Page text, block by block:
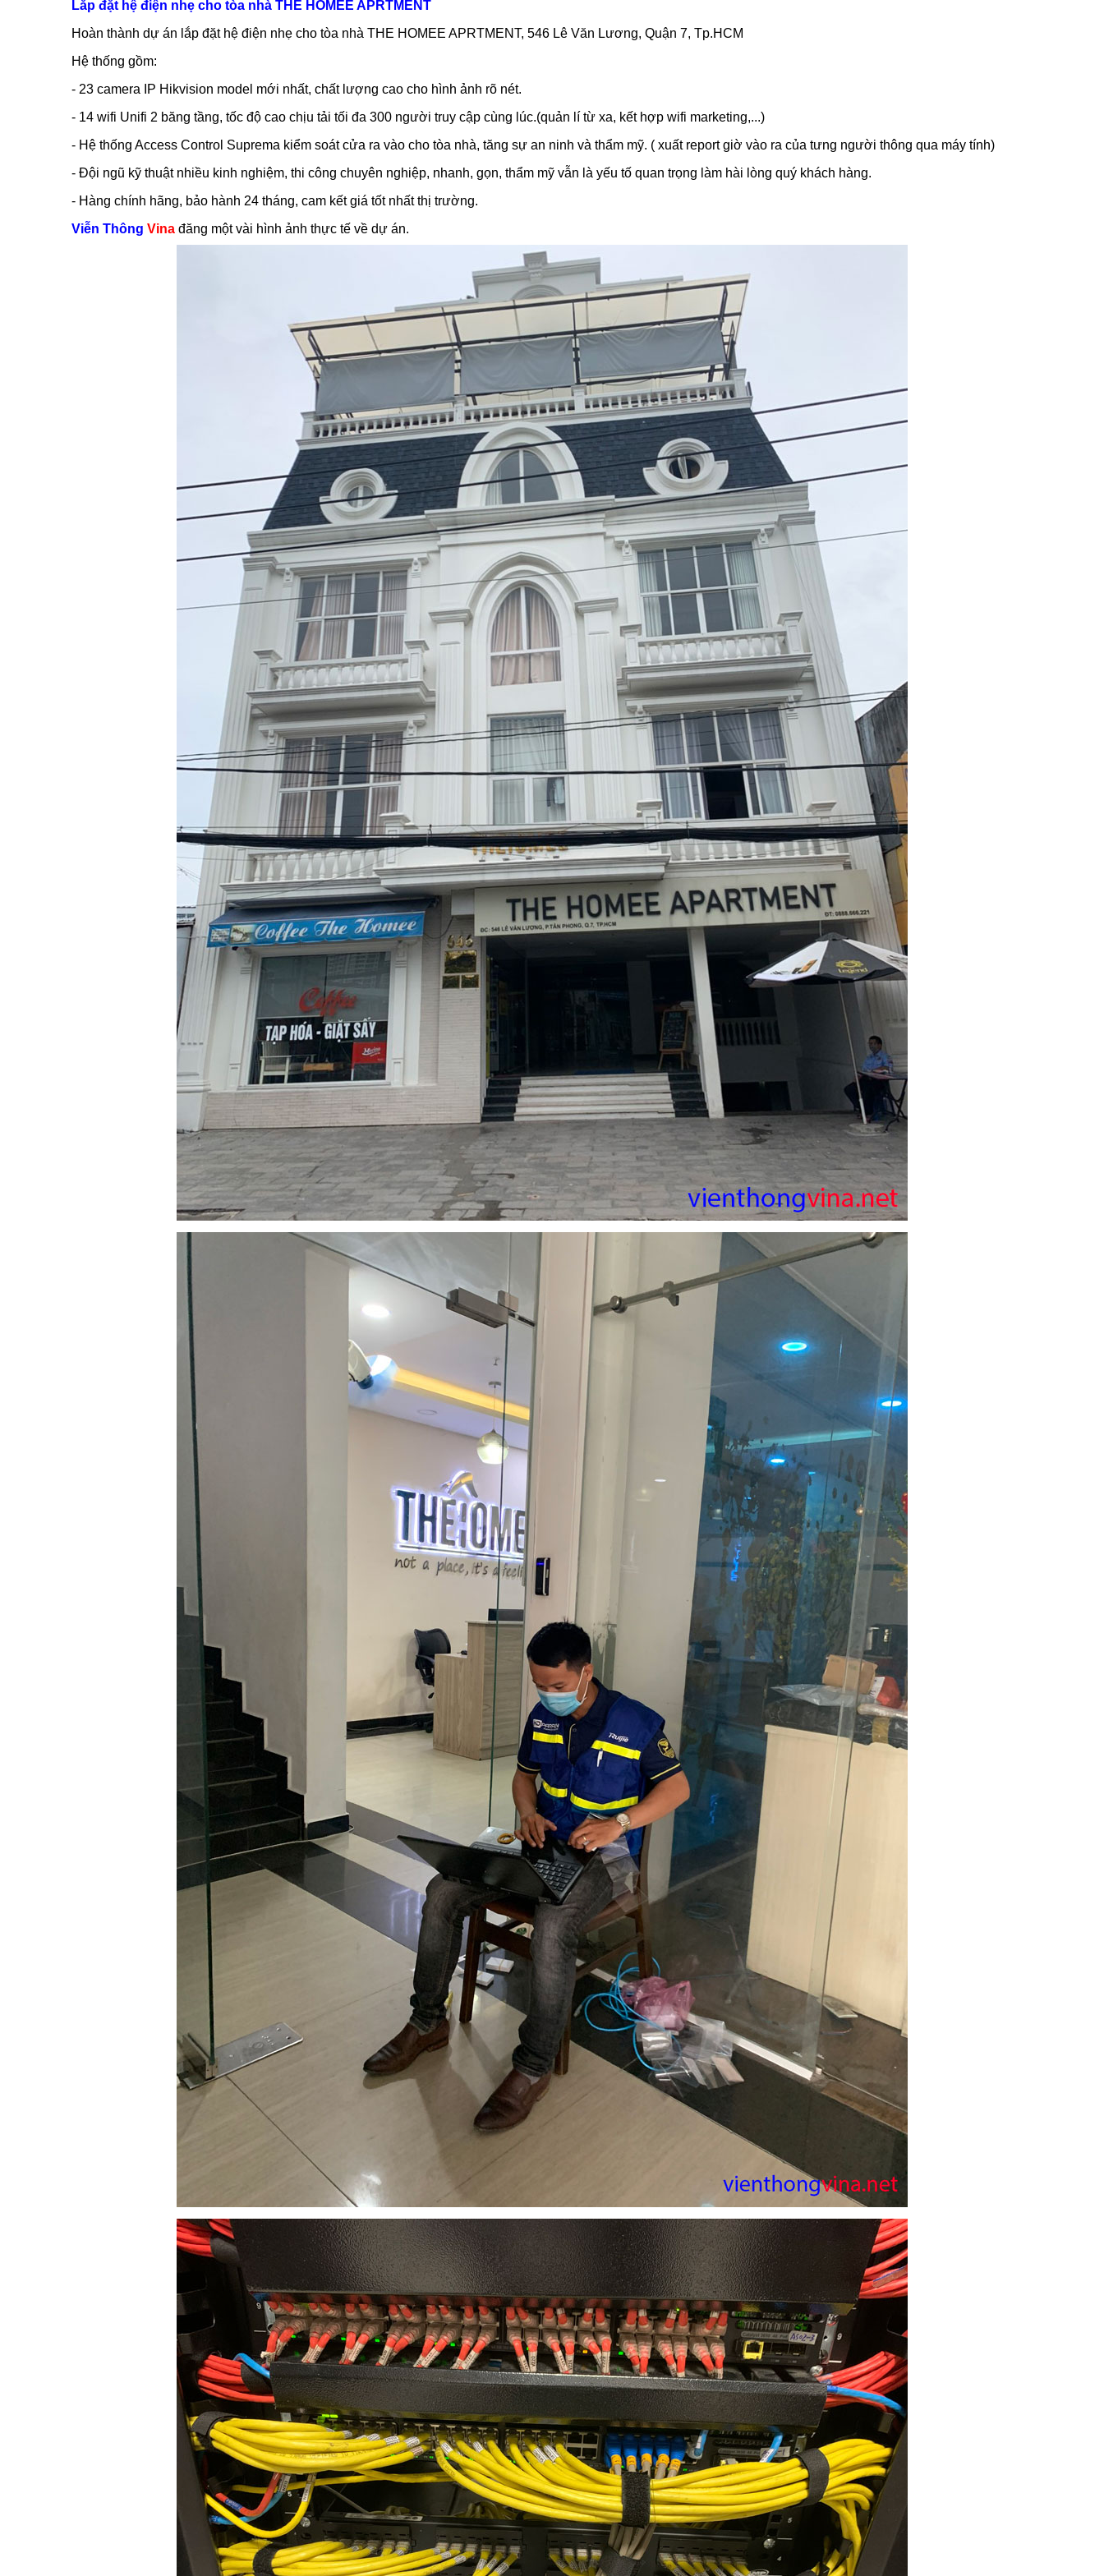
Lắp đặt hệ điện nhẹ cho tòa nhà THE HOMEE APRTMENT
Hoàn thành dự án lắp đặt hệ điện nhẹ cho tòa nhà THE HOMEE APRTMENT, 546 Lê Văn Lương, Quận 7, Tp.HCM
Hệ thống gồm:
- 23 camera IP Hikvision model mới nhất, chất lượng cao cho hình ảnh rõ nét.
- 14 wifi Unifi 2 băng tầng, tốc độ cao chịu tải tối đa 300 người truy cập cùng lúc.(quản lí từ xa, kết hợp wifi marketing,...)
- Hệ thống Access Control Suprema kiểm soát cửa ra vào cho tòa nhà, tăng sự an ninh và thẩm mỹ. ( xuất report giờ vào ra của tưng người thông qua máy tính)
- Đội ngũ kỹ thuật nhiều kinh nghiệm, thi công chuyên nghiệp, nhanh, gọn, thẩm mỹ vẫn là yếu tố quan trọng làm hài lòng quý khách hàng.
- Hàng chính hãng, bảo hành 24 tháng, cam kết giá tốt nhất thị trường.
Viễn Thông Vina đăng một vài hình ảnh thực tế về dự án.